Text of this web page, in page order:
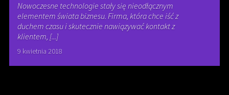
Nowoczesne technologie stały się nieodłącznym
elementem świata biznesu. Firma, która chce iść z
duchem czasu i skutecznie nawiązywać kontakt z
klientem, [...]
9 kwietnia 2018